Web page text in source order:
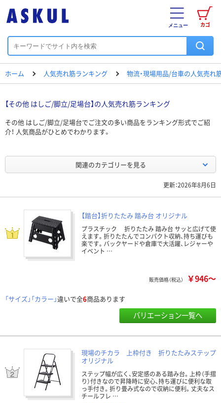
カゴ
メニュー
ホーム 人気売れ筋ランキング 物流・現場用品/台車の人気売れ
【その他 はしご/脚立/足場台】の人気売れ筋ランキング
その他 はしご/脚立/足場台でご注文の多い商品をランキング形式でご紹
介！ 人気商品がひとめでわかります。
関連のカテゴリーを見る
更新：2026年8月6日
【踏台】折りたたみ 踏み台 オリジナル
プラスチック 折りたたみ 踏み台 サッと広げて使
えます。折りたたんでコンパクト収納、持ち運びも
楽です。バックヤードや倉庫で大活躍、レジャーや
イベント …
販売価格（税込） ￥946～
「サイズ」「カラー」違いで全6商品あります
バリエーション一覧へ
現場のチカラ 上枠付き 折りたたみステップ
オリジナル
ステップ幅が広く、安定感のある踏み台。上枠（手摺
り）付きなので昇降時に安心、持ち運びに便利な取
っ手付き。折り畳み式なので収納に便利。丈夫なス
チールフレ …